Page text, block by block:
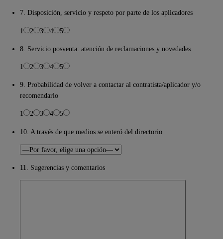
7. Disposición, servicio y respeto por parte de los aplicadores
1 2 3 4 5
8. Servicio posventa: atención de reclamaciones y novedades
1 2 3 4 5
9. Probabilidad de volver a contactar al contratista/aplicador y/o
recomendarlo
1 2 3 4 5
10. A través de que medios se enteró del directorio
11. Sugerencias y comentarios